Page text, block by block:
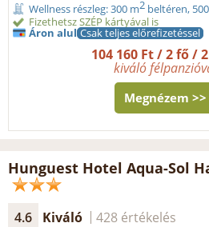
Wellness részleg: 300 m2 beltéren,
Fizethetsz SZÉP kártyával is
Áron alul Csak teljes előrefizetéssel
104 160 Ft / 2 fő /
kiváló
Megnézem >>
Hunguest Hotel Aqua-Sol
4.6 Kiváló 428 értékelés